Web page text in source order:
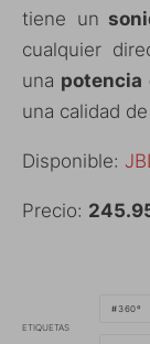
tiene un
cualquier
una potencia
una calidad
Disponible: JBL
Precio:
ETIQUETAS
360º